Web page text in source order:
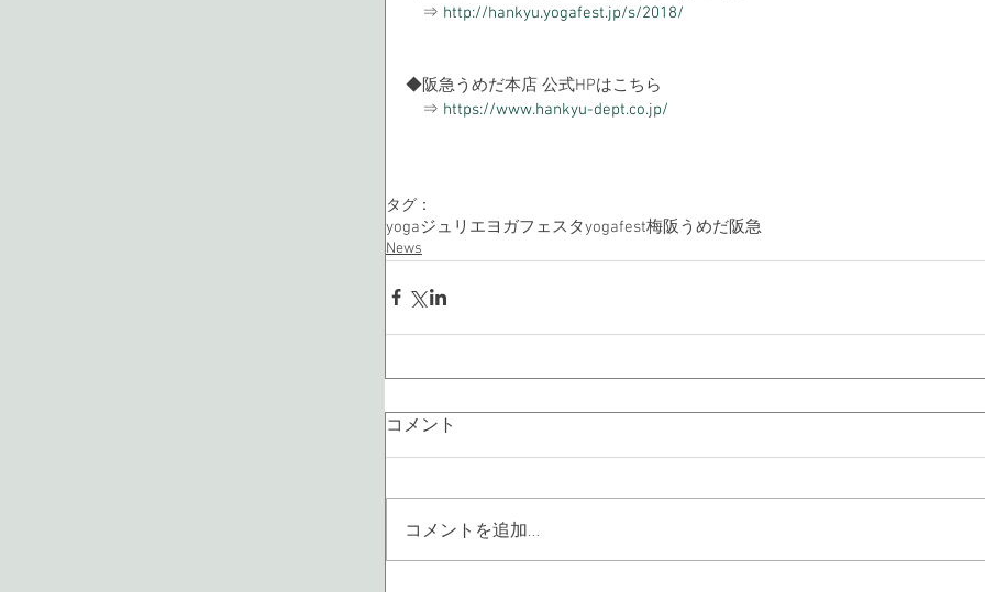
⇒ http://hankyu.yogafest.jp/s/2018/
◆阪急うめだ本店 公式HPはこちら
⇒ https://www.hankyu-dept.co.jp/
タグ：
yogaジュリエヨガフェスタyogafest梅阪うめだ阪急
News
コメント
コメントを追加…